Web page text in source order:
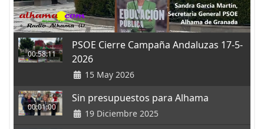
00:58:11
PSOE Cierre Campaña Andaluzas 17-5-
2026
15 May 2026
00:01:00
Sin presupuestos para Alhama
19 Diciembre 2025